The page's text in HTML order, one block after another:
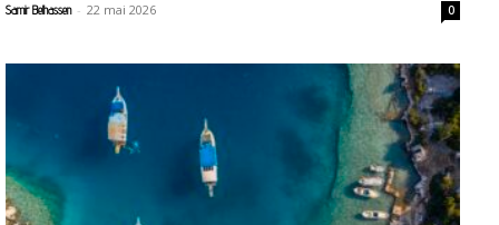
Samir Belhassen - 22 mai 2026 0